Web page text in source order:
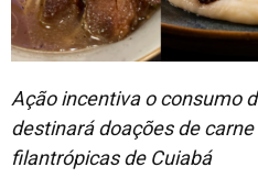
Ação incentiva o consumo
destinará doações de
filantrópicas de Cuiabá